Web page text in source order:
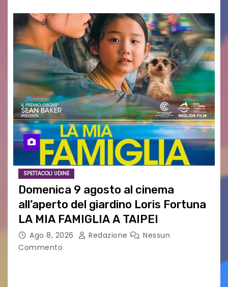
SPETTACOLI UDINE
Domenica 9 agosto al cinema
all’aperto del giardino Loris Fortuna
LA MIA FAMIGLIA A TAIPEI
Ago 8, 2026 Redazione
Nessun
Commento